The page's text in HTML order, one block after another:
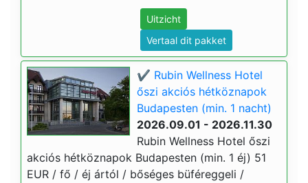
Uitzicht
Vertaal dit pakket
✔️ Rubin Wellness Hotel
őszi akciós hétköznapok
Budapesten (min. 1 nacht)
2026.09.01 - 2026.11.30
Rubin Wellness Hotel őszi
akciós hétköznapok Budapesten (min. 1 éj) 51
EUR / fő / éj ártól / bőséges büféreggeli /